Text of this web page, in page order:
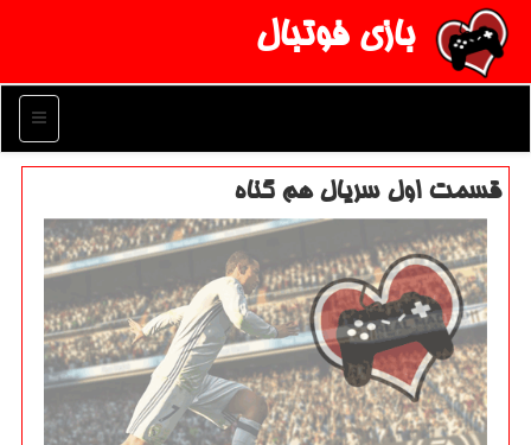
بازی فوتبال
منو
قسمت اول سریال هم گناه